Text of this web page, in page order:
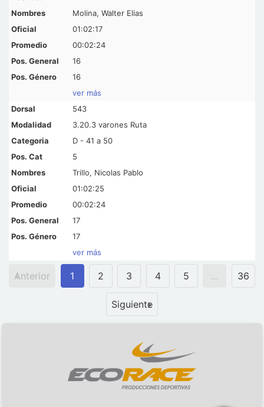
Molina, Walter Elias
01:02:17
00:02:24
16
16
ver más
543
3.20.3 varones Ruta
D - 41 a 50
5
Trillo, Nicolas Pablo
01:02:25
00:02:24
17
17
ver más
Anterior 1 2 3 4 5 … 36
Siguiente